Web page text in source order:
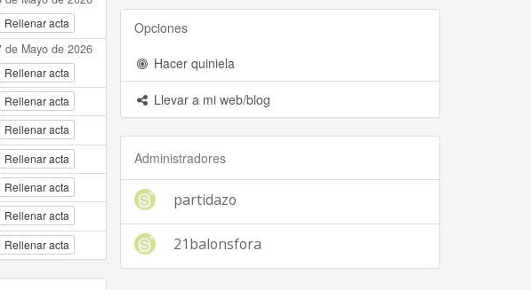
Rellenar acta
de Mayo de 2026
Rellenar acta
Rellenar acta
Rellenar acta
Rellenar acta
Rellenar acta
Rellenar acta
Rellenar acta
Opciones
Hacer quiniela
Llevar a mi web/blog
Administradores
partidazo
21balonsfora